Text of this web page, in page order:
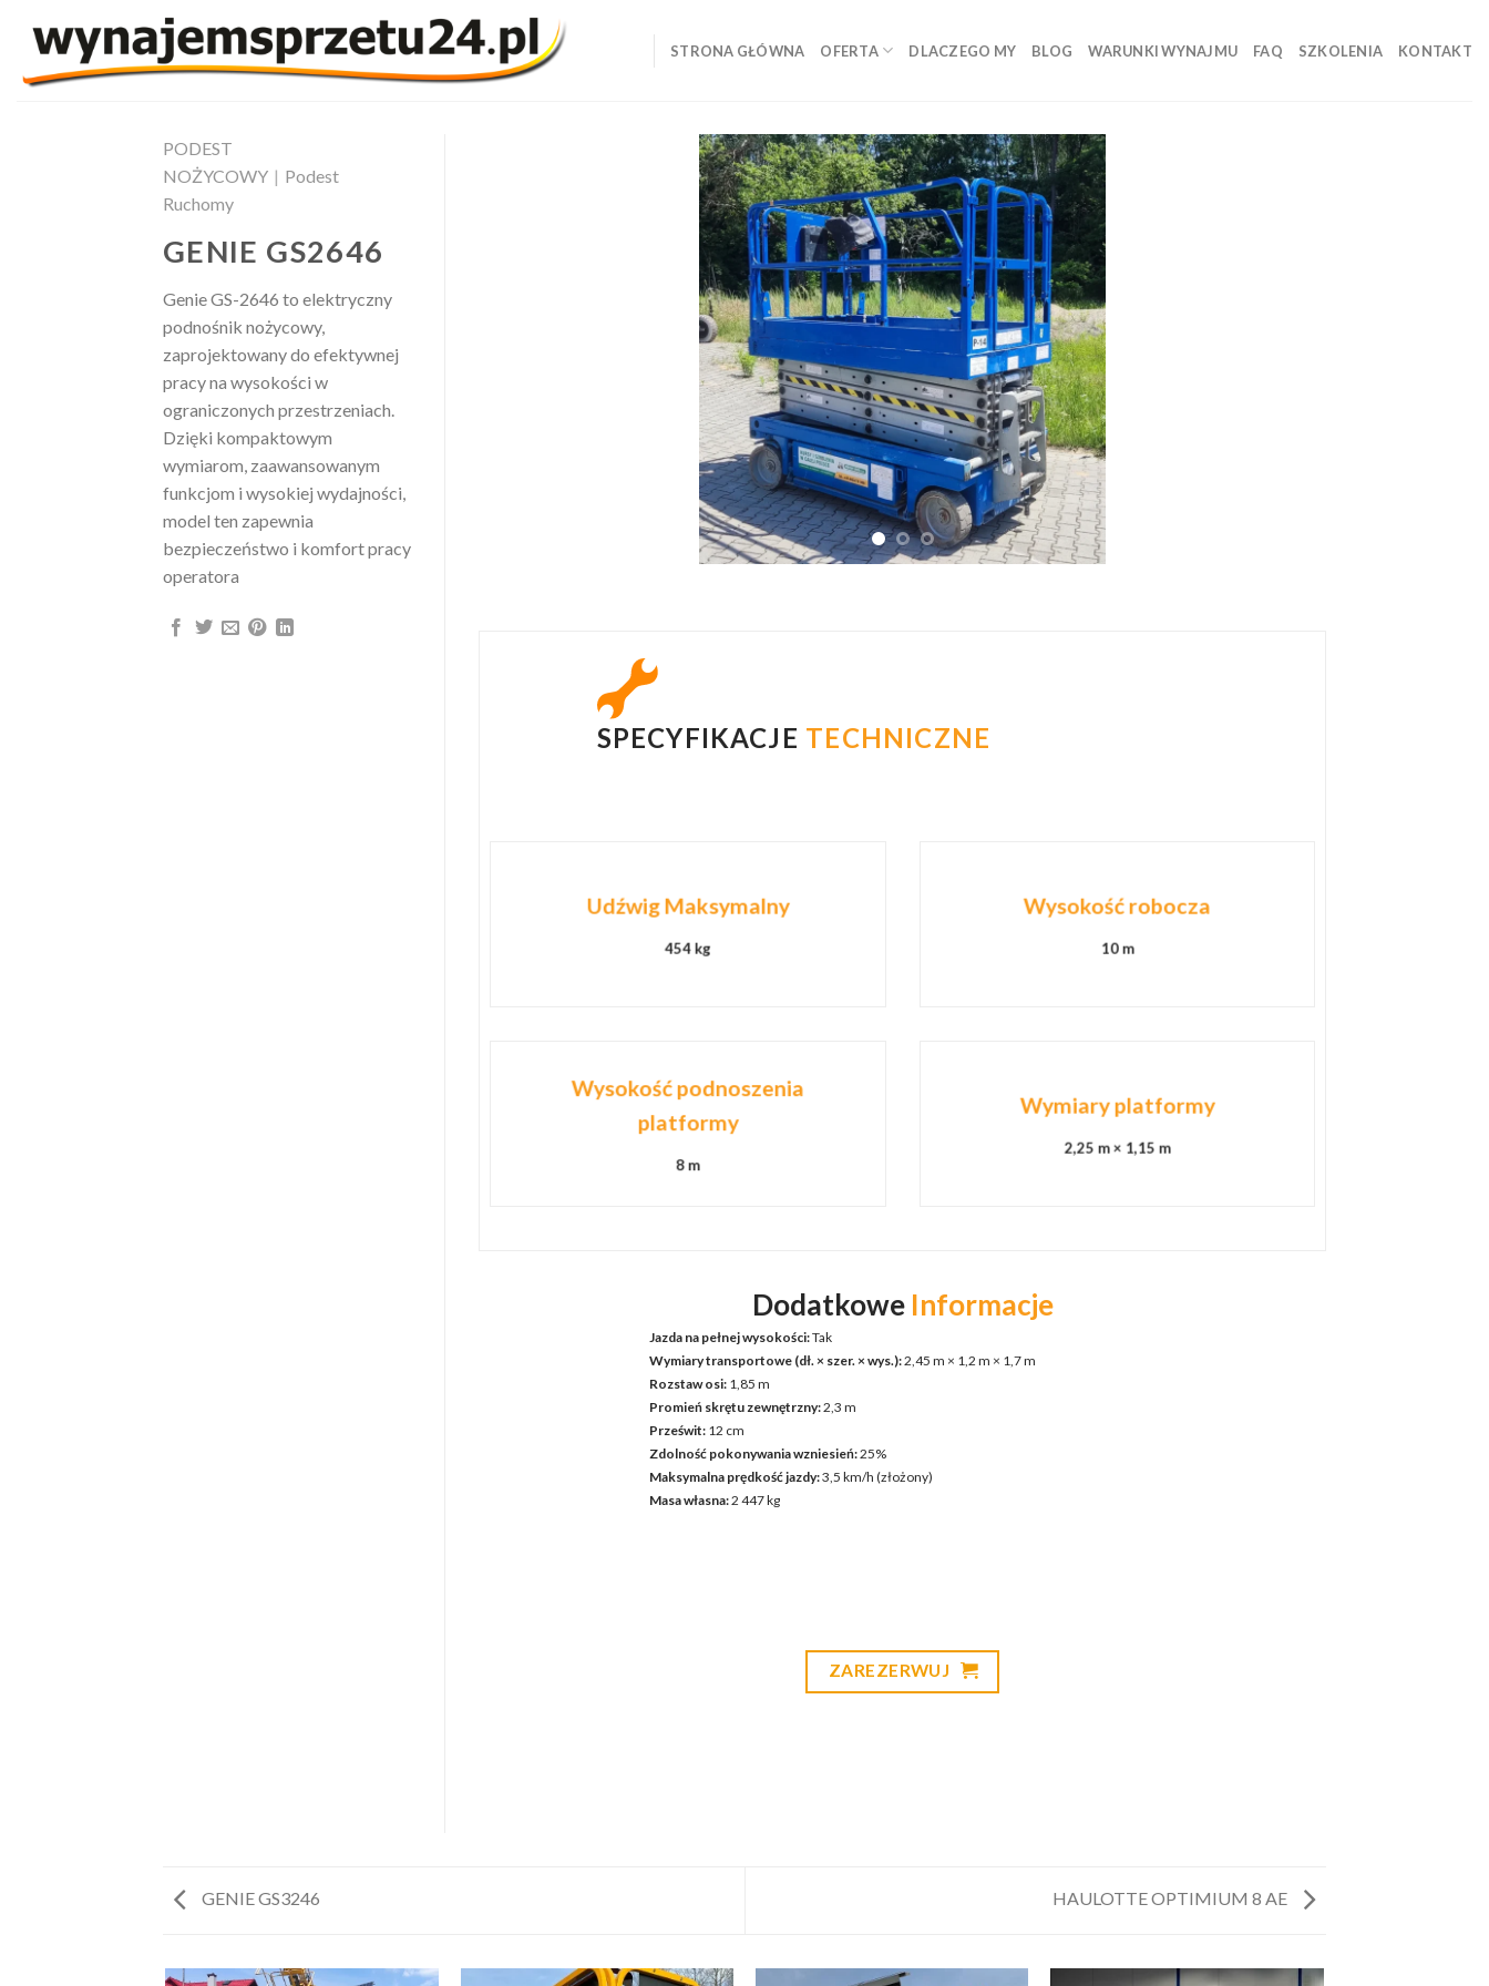
content
STRONA GŁÓWNA OFERTA DLACZEGO MY BLOG WARUNKI WYNAJMU FAQ SZKOLENIA KONTAKT
PODEST
NOŻYCOWY | Podest
Ruchomy
GENIE GS2646
Genie GS-2646 to elektryczny
podnośnik nożycowy,
zaprojektowany do efektywnej
pracy na wysokości w
ograniczonych przestrzeniach.
Dzięki kompaktowym
wymiarom, zaawansowanym
funkcjom i wysokiej wydajności,
model ten zapewnia
bezpieczeństwo i komfort pracy
operatora
SPECYFIKACJE TECHNICZNE
Udźwig Maksymalny
454 kg
Wysokość robocza
10 m
Wysokość podnoszenia
platformy
8 m
Wymiary platformy
2,25 m × 1,15 m
Dodatkowe Informacje
Jazda na pełnej wysokości:Tak
Wymiary transportowe (dł. × szer. × wys.):2,45 m × 1,2 m × 1,7 m
Rozstaw osi: 1,85 m
Promień skrętu zewnętrzny: 2,3 m
Prześwit: 12 cm
Zdolność pokonywania wzniesień:25%
Maksymalna prędkość jazdy: 3,5 km/h (złożony)
Masa własna: 2 447 kg
ZAREZERWUJ
GENIE GS3246 HAULOTTE OPTIMIUM 8 AE